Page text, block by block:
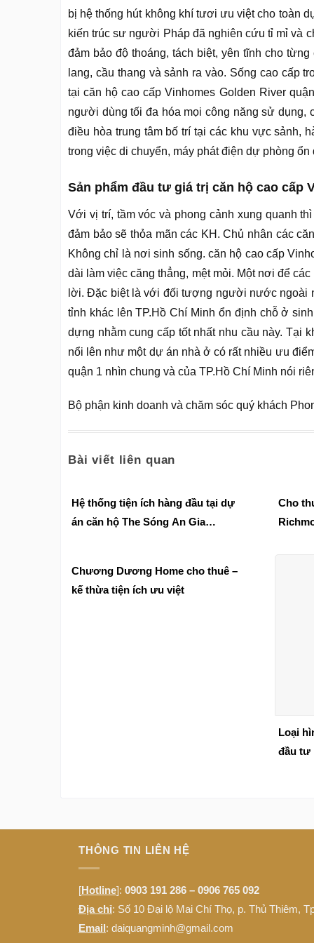
bị hệ thống hút không khí tươi ưu việt cho toàn
kiến trúc sư người Pháp đã nghiên cứu tỉ mỉ và
đảm bảo độ thoáng, tách biệt, yên tĩnh cho
lang, cầu thang và sảnh ra vào. Sống cao cấp
tại căn hộ cao cấp Vinhomes Golden River
người dùng tối đa hóa mọi công năng sử dụng,
điều hòa trung tâm bố trí tại các khu vực sảnh,
trong việc di chuyển, máy phát điện dự phòng
Sản phẩm đầu tư giá trị căn hộ cao cấp
Với vị trí, tầm vóc và phong cảnh xung quanh
đảm bảo sẽ thỏa mãn các KH. Chủ nhân các
Không chỉ là nơi sinh sống. căn hộ cao cấp
dài làm việc căng thẳng, mệt mỏi. Một nơi để
lời. Đặc biệt là với đối tượng người nước ngoài
tỉnh khác lên TP.Hồ Chí Minh ổn định chỗ ở
dựng nhằm cung cấp tốt nhất nhu cầu này. Tại
nổi lên như một dự án nhà ở có rất nhiều ưu
quận 1 nhìn chung và của TP.Hồ Chí Minh nói
Bộ phận kinh doanh và chăm sóc quý khách
Bài viết liên quan
Hệ thống tiện ích hàng đầu tại dự
án căn hộ The Sóng An Gia
Cho
Chương Dương Home cho thuê –
kế thừa tiện ích ưu việt
Loại
đầu tư
THÔNG TIN LIÊN HỆ
[Hotline]: 0903 191 286 – 0906 765 092
Địa chỉ: Số 10 Đại lộ Mai Chí Thọ, p. Thủ Thiêm,
Email: daiquangminh@gmail.com